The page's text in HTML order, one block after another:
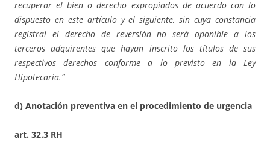
recuperar el bien o derecho expropiados de acuerdo con lo
dispuesto en este artículo y el siguiente, sin cuya constancia
registral el derecho de reversión no será oponible a los
terceros adquirentes que hayan inscrito los títulos de sus
respectivos derechos conforme a lo previsto en la Ley
Hipotecaria.”
d) Anotación preventiva en el procedimiento de urgencia
art. 32.3 RH